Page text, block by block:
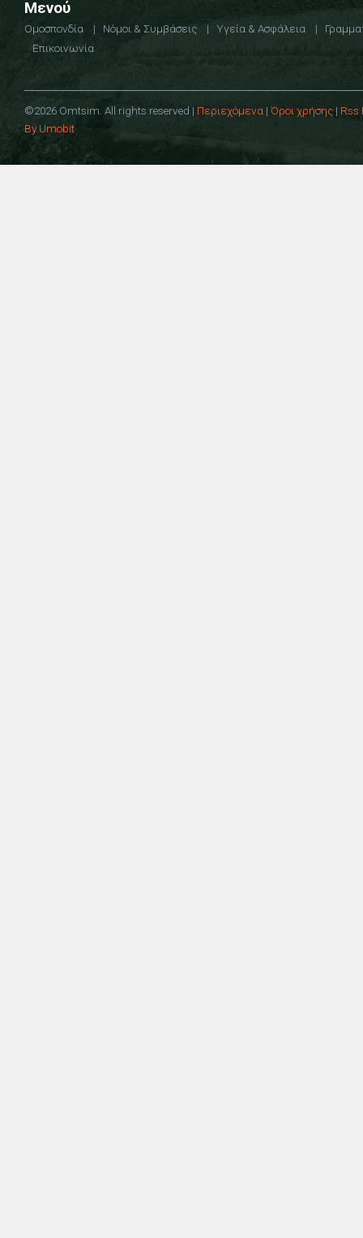
Μενού
Ομοσπονδία Νόμοι & Συμβάσεις Υγεία & Ασφάλεια
Επικοινωνία
©2026 Omtsim. All rights reserved | Περιεχόμενα | Όροι χρήσης | Rss
By Umobit